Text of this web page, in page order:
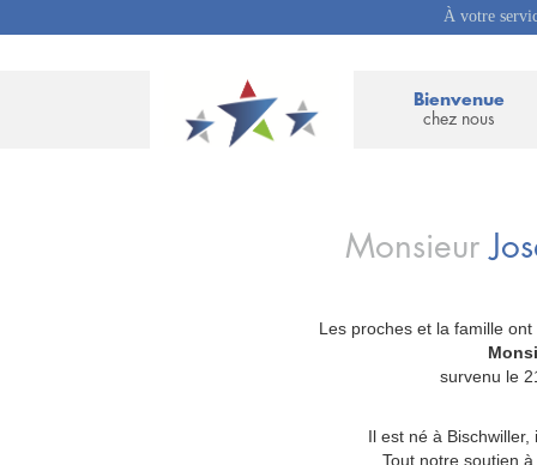
À votre
Bienvenue
chez nous
Monsieur
Les proches et la famille
survenu le
Il est né à
Tout notre soutien